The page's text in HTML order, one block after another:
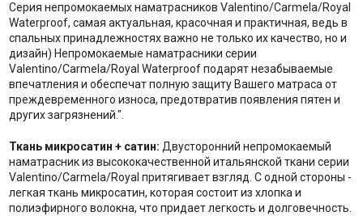
Серия непромокаемых наматрасников Valentino/Carmela/Royal
Waterproof, самая актуальная, красочная и практичная, ведь в
спальных принадлежностях важно не только их качество, но и
дизайн) Непромокаемые наматрасники серии
Valentino/Carmela/Royal Waterproof подарят незабываемые
впечатления и обеспечат полную защиту Вашего матраса от
преждевременного износа, предотвратив появления пятен и
других загрязнений.".
Ткань микросатин + сатин: Двусторонний непромокаемый
наматрасник из высококачественной итальянской ткани серии
Valentino/Carmela/Royal притягивает взгляд. С одной стороны -
легкая ткань микросатин, которая состоит из хлопка и
полиэфирного волокна, что придает легкость и долговечность.